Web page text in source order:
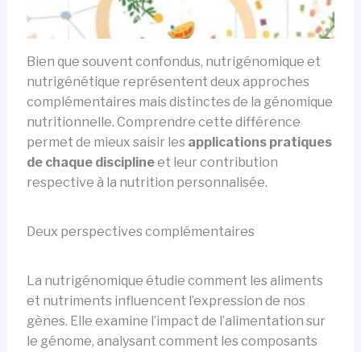
Bien que souvent confondus, nutrigénomique et
nutrigénétique représentent deux approches
complémentaires mais distinctes de la génomique
nutritionnelle. Comprendre cette différence
permet de mieux saisir les applications pratiques
de chaque disciplineet leur contribution
respective à la nutrition personnalisée.
Deux perspectives complémentaires
La nutrigénomique étudie comment les aliments
et nutriments influencent l’expression de nos
gènes. Elle examine l’impact de l’alimentation sur
le génome, analysant comment les composants